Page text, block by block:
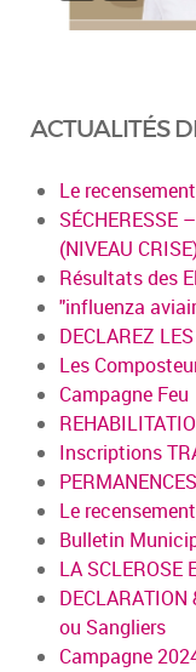
ACTUALITÉS
Le
SÉCHERESSE
(NIVEAU
Résultats des
"influenza
DECLAREZ
Les
Campagne Feu
Inscriptions
Le
Bulletin
LA SCLEROSE
ou Sangliers
Campagne